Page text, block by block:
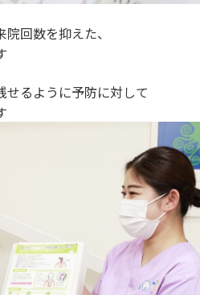
回数を抑えた、
せるように予防に対して